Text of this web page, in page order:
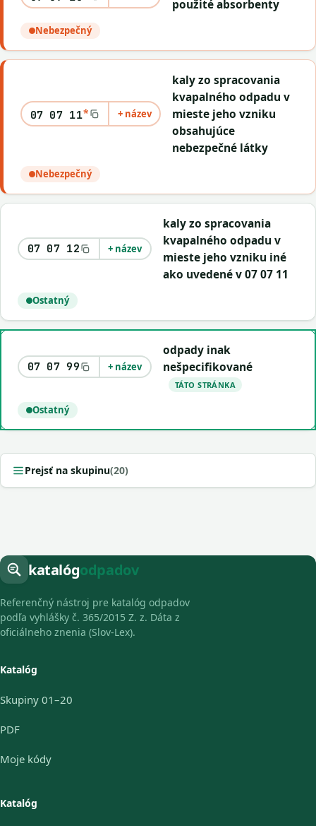
použité absorbenty
Nebezpečný
07 07 11* + název
kaly zo spracovania
kvapalného odpadu v
mieste jeho vzniku
obsahujúce
nebezpečné látky
Nebezpečný
07 07 12 + název
kaly zo spracovania
kvapalného odpadu v
mieste jeho vzniku iné
ako uvedené v 07 07 11
Ostatný
07 07 99 + název
odpady inak
nešpecifikované
TÁTO STRÁNKA
Ostatný
Prejsť na skupinu(20)
katalógodpadov
Referenčný nástroj pre katalóg odpadov
podľa vyhlášky č. 365/2015 Z. z. Dáta z
oficiálneho znenia (Slov-Lex).
Katalóg
Skupiny 01–20
PDF
Moje kódy
Katalóg